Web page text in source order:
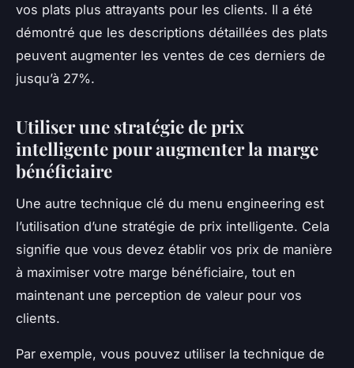
vos plats plus attrayants pour les clients. Il a été
démontré que les descriptions détaillées des plats
peuvent augmenter les ventes de ces derniers de
jusqu’à 27%.
Utiliser une stratégie de prix
intelligente pour augmenter la marge
bénéficiaire
Une autre technique clé du menu engineering est
l’utilisation d’une stratégie de prix intelligente. Cela
signifie que vous devez établir vos prix de manière
à maximiser votre marge bénéficiaire, tout en
maintenant une perception de valeur pour vos
clients.
Par exemple, vous pouvez utiliser la technique de